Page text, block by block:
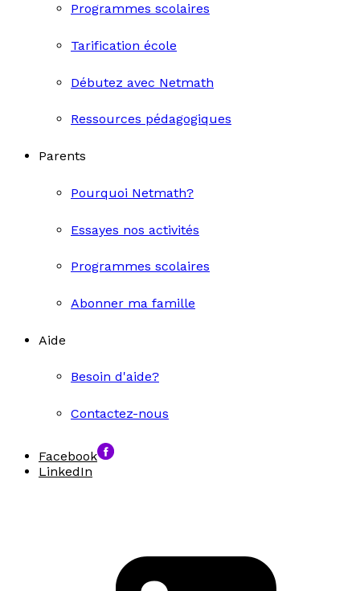
Programmes scolaires
Tarification école
Débutez avec Netmath
Ressources pédagogiques
Parents
Pourquoi Netmath?
Essayes nos activités
Programmes scolaires
Abonner ma famille
Aide
Besoin d'aide?
Contactez-nous
Facebook
LinkedIn